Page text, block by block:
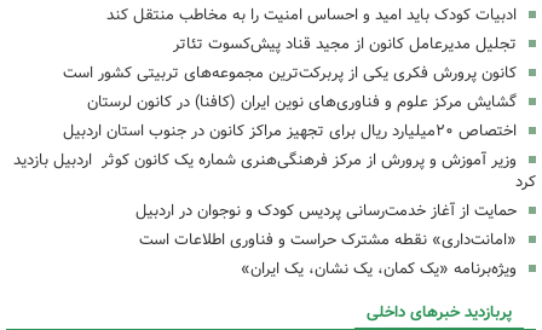
ادبیات کودک باید امید و احساس امنیت را به مخاطب منتقل کند
تجلیل مدیرعامل کانون از مجید قناد پیش‌کسوت تئاتر
کانون پرورش فکری یکی از پربرکت‌ترین مجموعه‌های تربیتی کشور است
گشایش مرکز علوم و فناوری‌های نوین ایران (کافنا) در کانون لرستان
اختصاص ۲۰میلیارد ریال برای تجهیز مراکز کانون در جنوب استان اردبیل
وزیر آموزش و پرورش از مرکز فرهنگی‌هنری شماره یک کانون کوثر اردبیل بازدید
کرد
حمایت از آغاز خدمت‌رسانی پردیس کودک و نوجوان در اردبیل
«امانت‌داری» نقطه مشترک حراست و فناوری اطلاعات است
ویژه‌برنامه «یک کمان، یک نشان، یک ایران»
پربازدید خبرهای داخلی